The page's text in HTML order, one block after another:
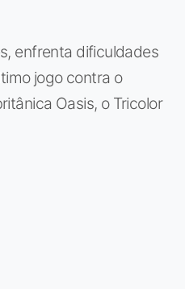
enfrenta dificuldades
jogo contra o
Oasis, o Tricolor